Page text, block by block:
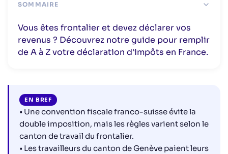
SOMMAIRE
travaille en Suisse ?
Dans quels cas faut-il fournir une attestation de
résidence fiscale ?
déclaration d’impôts ?
Le guide b-sharpe pour remplir sa déclaration d’impôts
en France
Quel taux de change EUR CHF utiliser pour sa
déclaration de revenus ?
Vous êtes frontalier et devez déclarer vos
revenus ? Découvrez notre guide pour remplir
de A à Z votre déclaration d'impôts en France.
EN BREF
• Une convention fiscale franco-suisse évite la
double imposition, mais les règles varient selon le
canton de travail du frontalier.
• Les travailleurs du canton de Genève paient leurs